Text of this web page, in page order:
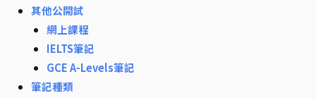
其他公開試
網上課程
IELTS筆記
GCE A-Levels筆記
筆記種類